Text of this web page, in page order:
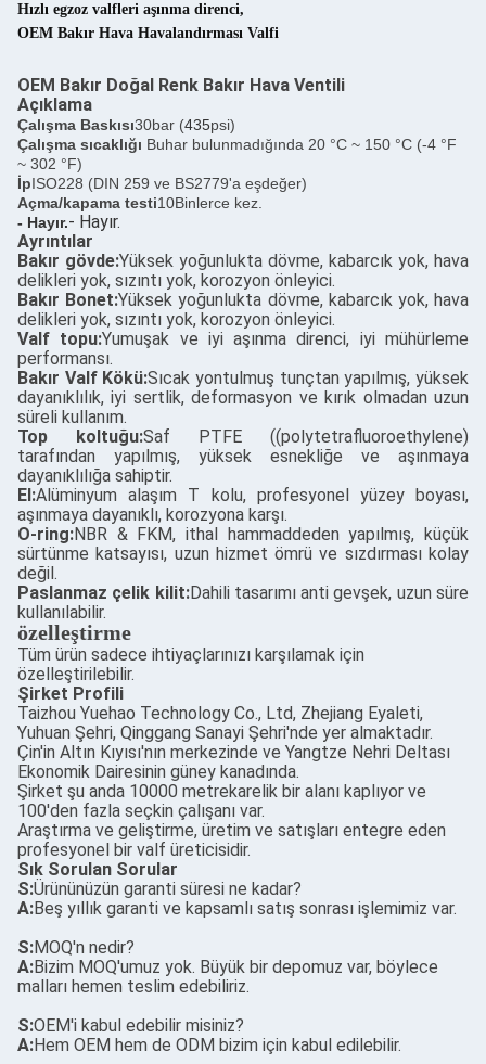
Hızlı egzoz valfleri aşınma direnci,
OEM Bakır Hava Havalandırması Valfi
OEM Bakır Doğal Renk Bakır Hava Ventili
Açıklama
Çalışma Baskısı30bar (435psi)
Çalışma sıcaklığı Buhar bulunmadığında 20 °C ~ 150 °C (-4 °F
~ 302 °F)
İpISO228 (DIN 259 ve BS2779'a eşdeğer)
Açma/kapama testi10Binlerce kez.
- Hayır.- Hayır.
Ayrıntılar
Bakır gövde:Yüksek yoğunlukta dövme, kabarcık yok, hava
delikleri yok, sızıntı yok, korozyon önleyici.
Bakır Bonet:Yüksek yoğunlukta dövme, kabarcık yok, hava
delikleri yok, sızıntı yok, korozyon önleyici.
Valf topu:Yumuşak ve iyi aşınma direnci, iyi mühürleme
performansı.
Bakır Valf Kökü:Sıcak yontulmuş tunçtan yapılmış, yüksek
dayanıklılık, iyi sertlik, deformasyon ve kırık olmadan uzun
süreli kullanım.
Top koltuğu:Saf PTFE ((polytetrafluoroethylene)
tarafından yapılmış, yüksek esnekliğe ve aşınmaya
dayanıklılığa sahiptir.
El:Alüminyum alaşım T kolu, profesyonel yüzey boyası,
aşınmaya dayanıklı, korozyona karşı.
O-ring:NBR & FKM, ithal hammaddeden yapılmış, küçük
sürtünme katsayısı, uzun hizmet ömrü ve sızdırması kolay
değil.
Paslanmaz çelik kilit:Dahili tasarımı anti gevşek, uzun süre
kullanılabilir.
özelleştirme
Tüm ürün sadece ihtiyaçlarınızı karşılamak için
özelleştirilebilir.
Şirket Profili
Taizhou Yuehao Technology Co., Ltd, Zhejiang Eyaleti,
Yuhuan Şehri, Qinggang Sanayi Şehri'nde yer almaktadır.
Çin'in Altın Kıyısı'nın merkezinde ve Yangtze Nehri Deltası
Ekonomik Dairesinin güney kanadında.
Şirket şu anda 10000 metrekarelik bir alanı kaplıyor ve
100'den fazla seçkin çalışanı var.
Araştırma ve geliştirme, üretim ve satışları entegre eden
profesyonel bir valf üreticisidir.
Sık Sorulan Sorular
S:Ürününüzün garanti süresi ne kadar?
A:Beş yıllık garanti ve kapsamlı satış sonrası işlemimiz var.
S:MOQ'n nedir?
A:Bizim MOQ'umuz yok. Büyük bir depomuz var, böylece
malları hemen teslim edebiliriz.
S:OEM'i kabul edebilir misiniz?
A:Hem OEM hem de ODM bizim için kabul edilebilir.